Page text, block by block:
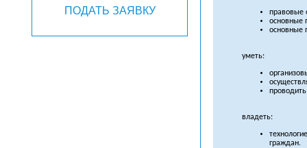
правовые
основные
основные
уметь:
владеть:
граждан.
ПОДАТЬ ЗАЯВКУ